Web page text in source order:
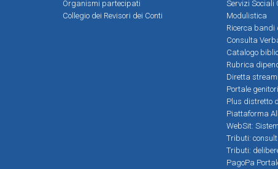
Organismi partecipati
Collegio dei Revisori dei Conti
Servizi Sociali
Modulistica
Ricerca bandi
Consulta
Catalogo
Rubrica
Diretta
Portale
Plus distretto
Piattaforma
WebSit:
Tributi:
Tributi:
PagoPa